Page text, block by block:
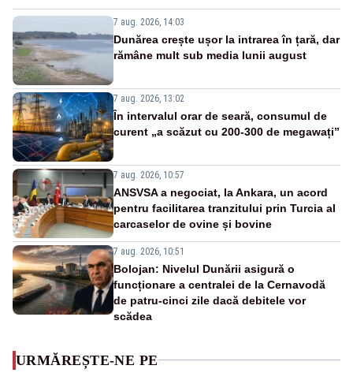
7 aug. 2026, 14:03
Dunărea crește ușor la intrarea în țară, dar
rămâne mult sub media lunii august
7 aug. 2026, 13:02
În intervalul orar de seară, consumul de
curent „a scăzut cu 200-300 de megawați”
7 aug. 2026, 10:57
ANSVSA a negociat, la Ankara, un acord
pentru facilitarea tranzitului prin Turcia al
carcaselor de ovine și bovine
7 aug. 2026, 10:51
Bolojan: Nivelul Dunării asigură o
funcționare a centralei de la Cernavodă
de patru-cinci zile dacă debitele vor
scădea
URMĂREȘTE-NE PE